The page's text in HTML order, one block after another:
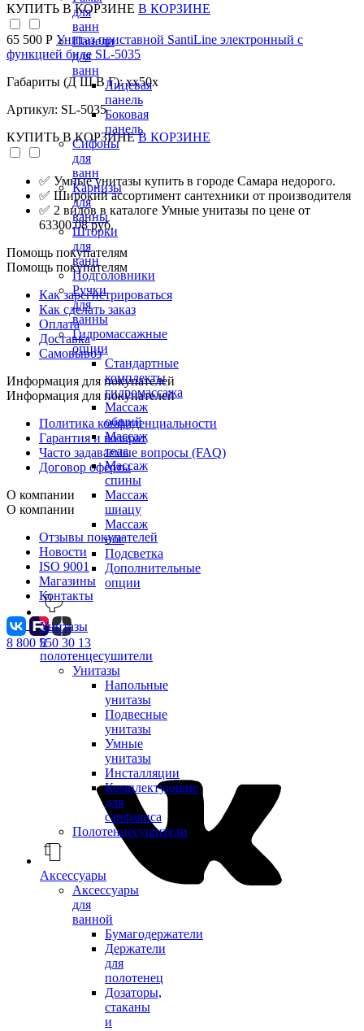
для
ванн
Панели
для
ванн
Лицевая
панель
Боковая
панель
Сифоны
для
ванн
Карнизы
для
ванны
Шторки
для
ванн
Подголовники
Ручки
для
ванны
Гидромассажные
опции
Стандартные
комплекты
гидромассажа
Массаж
общий
Массаж
тела
Массаж
спины
Массаж
шиацу
Массаж
ног
Подсветка
Дополнительные
опции
Унитазы
и
полотенцесушители
Унитазы
Напольные
унитазы
Подвесные
унитазы
Умные
унитазы
Инсталляции
Комплектующие
для
санфаянса
Полотенцесушители
Аксессуары
Аксессуары
для
ванной
Бумагодержатели
Держатели
для
полотенец
Дозаторы,
стаканы
и
КУПИТЬ В КОРЗИНЕ В КОРЗИНЕ
65 500 Р Унитаз приставной SantiLine электронный с
функцией биде SL-5035
Габариты (Д Ш В Г): xx50x
Артикул: SL-5035
КУПИТЬ В КОРЗИНЕ В КОРЗИНЕ
✅ Умные унитазы купить в городе Самара недорого.
✅ Широкий ассортимент сантехники от производителя
✅ 2 видов в каталоге Умные унитазы по цене от
63300.08 руб.
Помощь покупателям
Помощь покупателям
Как зарегистрироваться
Как сделать заказ
Оплата
Доставка
Самовывоз
Информация для покупателей
Информация для покупателей
Политика конфиденциальности
Гарантия и возврат
Часто задаваемые вопросы (FAQ)
Договор оферты
О компании
О компании
Отзывы покупателей
Новости
ISO 9001
Магазины
Контакты
8 800 550 30 13